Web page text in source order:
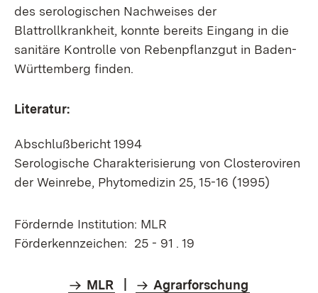
des serologischen Nachweises der
Blattrollkrankheit, konnte bereits Eingang in die
sanitäre Kontrolle von Rebenpflanzgut in Baden-
Württemberg finden.
Literatur:
Abschlußbericht 1994
Serologische Charakterisierung von Closteroviren
der Weinrebe, Phytomedizin 25, 15-16 (1995)
Fördernde Institution: MLR
Förderkennzeichen: 25 - 91 . 19
MLR Agrarforschung